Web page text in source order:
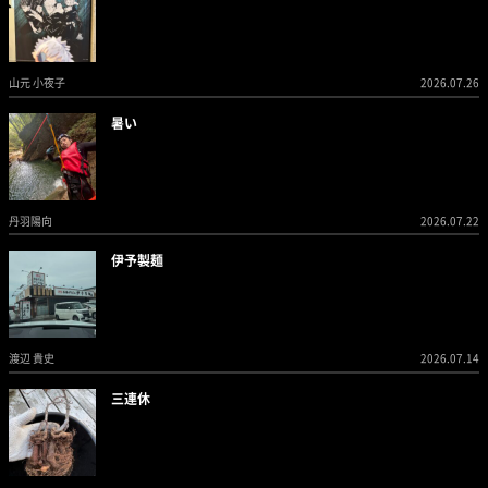
山元 小夜子 2026.07.26
暑い
丹羽陽向 2026.07.22
伊予製麺
渡辺 貴史 2026.07.14
三連休